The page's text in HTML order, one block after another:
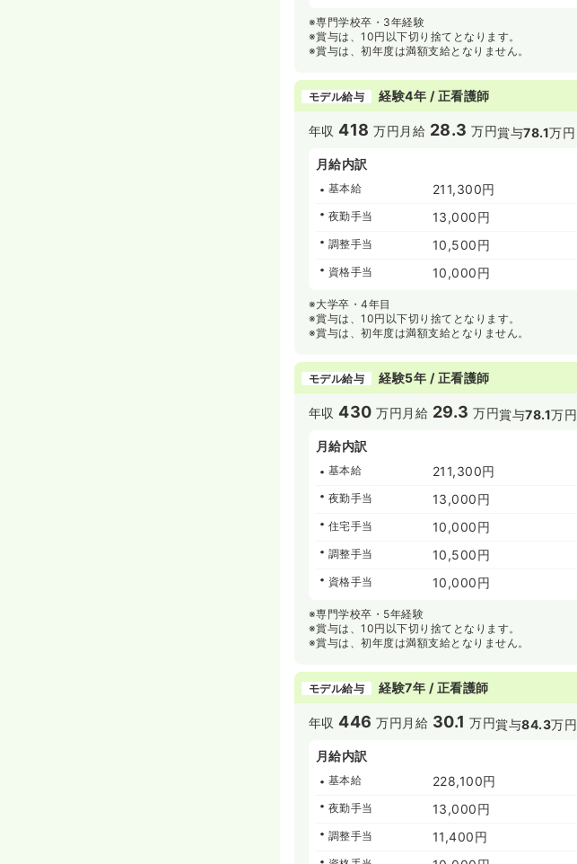
※専門学校卒・3年経験
※賞与は、10円以下切り捨てとなります。
※賞与は、初年度は満額支給となりません。
モデル給与 経験4年 / 正看護師
年収418 万円 月給 28.3 万円賞与78.1万円
月給内訳
基本給 211,300円
夜勤手当 13,000円
調整手当 10,500円
資格手当 10,000円
※大学卒・4年目
※賞与は、10円以下切り捨てとなります。
※賞与は、初年度は満額支給となりません。
モデル給与 経験5年 / 正看護師
年収430 万円 月給 29.3 万円賞与78.1万円
月給内訳
基本給 211,300円
夜勤手当 13,000円
住宅手当 10,000円
調整手当 10,500円
資格手当 10,000円
※専門学校卒・5年経験
※賞与は、10円以下切り捨てとなります。
※賞与は、初年度は満額支給となりません。
モデル給与 経験7年 / 正看護師
年収446 万円 月給 30.1 万円賞与84.3万円
月給内訳
基本給 228,100円
夜勤手当 13,000円
調整手当 11,400円